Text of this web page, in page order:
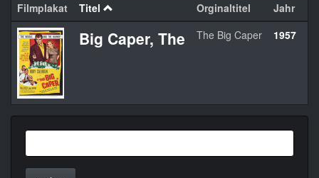
Filmplakat Titel Orginaltitel Jahr
Big Caper, The The Big Caper 1957